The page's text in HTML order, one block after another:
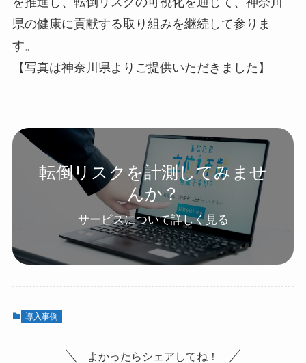
県の健康に貢献する取り組みを継続して参りま
す。
【写真は神奈川県よりご提供いただきました】
転倒リスクを計測してみませ
んか？
サービスについて詳しく見る
導入事例
よかったらシェアしてね！